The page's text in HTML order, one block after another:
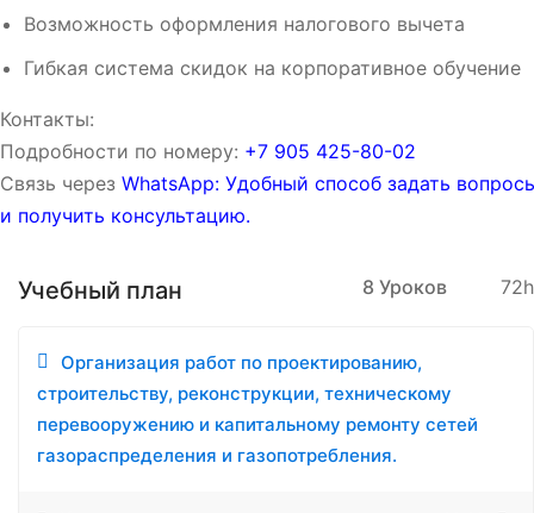
Возможность оформления налогового вычета
Гибкая система скидок на корпоративное обучение
Контакты:
Подробности по номеру: ‪‪+7 905 425-80-02‬‬
Связь через WhatsApp: Удобный способ задать
и получить консультацию.
Учебный план 8 Уроков 72h
Организация работ по проектированию,
строительству, реконструкции, техническому
перевооружению и капитальному ремонту сетей
газораспределения и газопотребления.